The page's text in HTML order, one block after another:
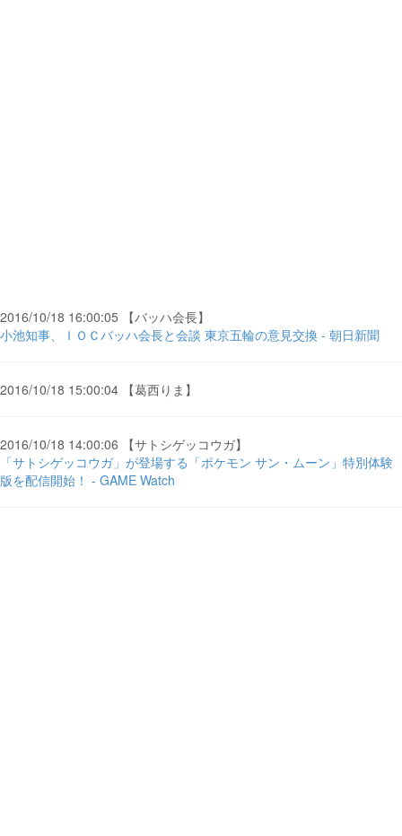
2016/10/18 16:00:05 【バッハ会長】
小池知事、ＩＯＣバッハ会長と会談 東京五輪の意見交換 - 朝日新聞
2016/10/18 15:00:04 【葛西りま】
2016/10/18 14:00:06 【サトシゲッコウガ】
「サトシゲッコウガ」が登場する「ポケモン サン・ムーン」特別体験
版を配信開始！ - GAME Watch